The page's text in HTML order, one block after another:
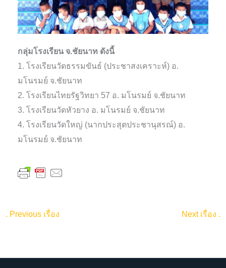
กลุ่มโรงเรียน จ.ชัยนาท ดังนี้
1. โรงเรียนวัดธรรมขันธ์ (ประชาสงเคราะห์) อ.
มโนรมย์ จ.ชัยนาท
2. โรงเรียนไทยรัฐวิทยา 57 อ. มโนรมย์ จ.ชัยนาท
3. โรงเรียนวัดหัวยาง อ. มโนรมย์ จ.ชัยนาท
4. โรงเรียนวัดใหญ่ (นากประสุตประชานุสรณ์) อ.
มโนรมย์ จ.ชัยนาท
. Previous เรื่อง Next เรื่อง .